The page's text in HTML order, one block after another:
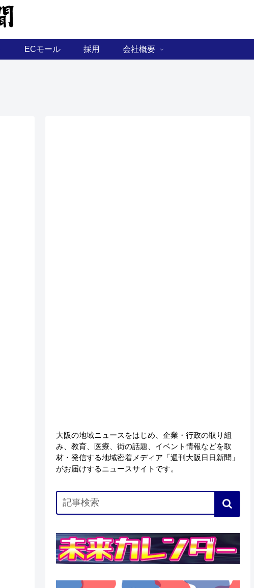
ECモール 採用 会社概要
大阪の地域ニュースをはじめ、企業・行政の取り組
み、教育、医療、街の話題、イベント情報などを取
材・発信する地域密着メディア「週刊大阪日日新聞」
がお届けするニュースサイトです。